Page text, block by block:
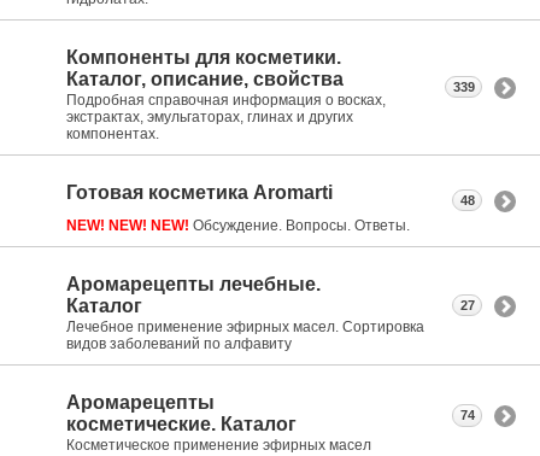
Компоненты для косметики.
Каталог, описание, свойства
Подробная справочная информация о восках,
экстрактах, эмульгаторах, глинах и других
компонентах.
339
Готовая косметика Aromarti
NEW! NEW! NEW! Обсуждение. Вопросы. Ответы.
48
Аромарецепты лечебные.
Каталог
Лечебное применение эфирных масел. Сортировка
видов заболеваний по алфавиту
27
Аромарецепты
косметические. Каталог
Косметическое применение эфирных масел
74